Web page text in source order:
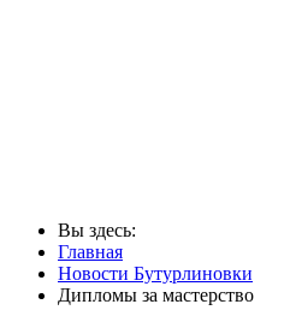
Вы здесь:
Главная
Новости Бутурлиновки
Дипломы за мастерство